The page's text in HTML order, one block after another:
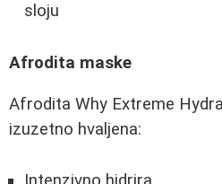
sloju
Afrodita maske
Afrodita Why Extreme
izuzetno hvaljena: